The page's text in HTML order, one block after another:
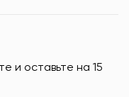
и оставьте на 15